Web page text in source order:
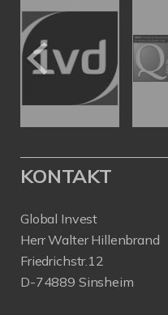
KONTAKT
Global Invest
Herr Walter Hillenbrand
Friedrichstr.12
D-74889 Sinsheim